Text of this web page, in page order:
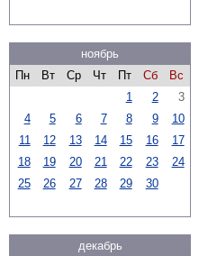
ноябрь
Пн
Вт Ср Чт Пт Сб
Вс
1
2
3
4
5 6 7 8 9
10
11
12 13 14 15 16
17
18
19 20 21 22 23
24
25
26 27 28 29 30
декабрь